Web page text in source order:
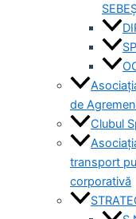
de
Clubul
transport
corporativă